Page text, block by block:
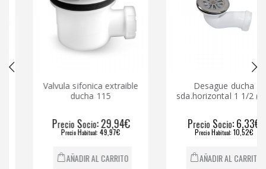
Valvula sifonica extraible
ducha 115
recioSocio: 29,94€
recioHabitual: 49,97€
AÑADIR AL CARRITO
Desague ducha
sda.horizontal 1 1/2 (40)
recioSocio: 6,33€
recioHabitual: 10,52€
AÑADIR AL CARRITO